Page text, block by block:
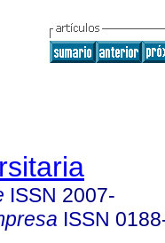
ISSN 2007-
ISSN